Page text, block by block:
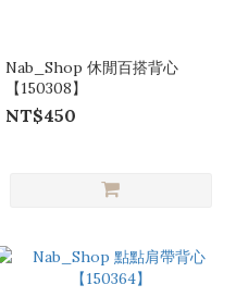
Nab_Shop 休閒百搭背心
【150308】
NT$450